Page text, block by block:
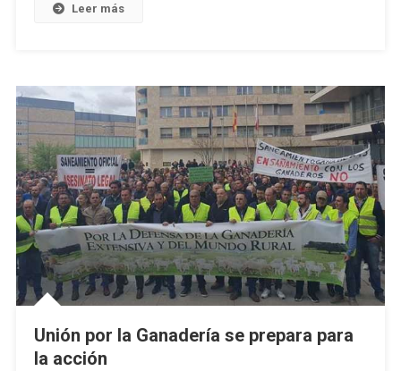
Leer más
Unión por la Ganadería se prepara para
la acción